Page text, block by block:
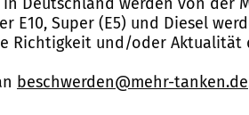
E10, Super (E5) und Diesel
Richtigkeit und/oder
beschwerden@mehr-tanken.de